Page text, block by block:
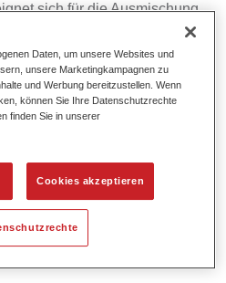
sich für die Ausmischung
285, einem hochwertigen
Es basiert auf einer
für Uni- und
Daten, um unsere Websites und
unsere Marketingkampagnen zu
und Werbung bereitzustellen. Wenn
können Sie Ihre Datenschutzrechte
finden Sie in unserer
Cookies akzeptieren